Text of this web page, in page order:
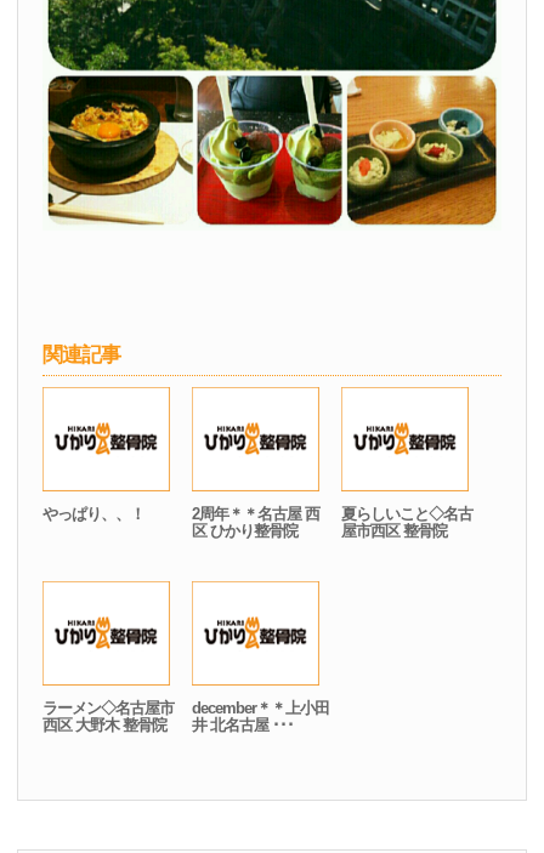
関連記事
やっぱり、、！
2周年＊＊名古屋 西
区 ひかり整骨院
夏らしいこと◇名古
屋市西区 整骨院
ラーメン◇名古屋市
西区 大野木 整骨院
december＊＊上小田
井 北名古屋 ･･･